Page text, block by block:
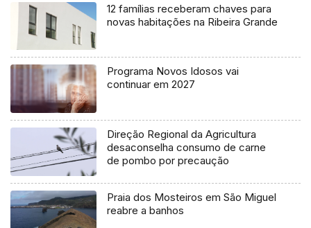
12 famílias receberam chaves para
novas habitações na Ribeira Grande
Programa Novos Idosos vai
continuar em 2027
Direção Regional da Agricultura
desaconselha consumo de carne
de pombo por precaução
Praia dos Mosteiros em São Miguel
reabre a banhos